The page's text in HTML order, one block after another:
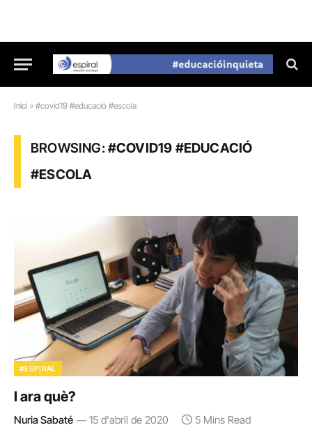
Inici » #covid19 #educació #escola
BROWSING:#COVID19 #EDUCACIÓ
#ESCOLA
#ESPIRAL
I ara què?
Nuria Sabaté 15 d'abril de 2020 5 Mins Read